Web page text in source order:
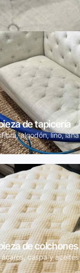
de tapicería
algodón, lino,
de colchones
ácaros, caspa y